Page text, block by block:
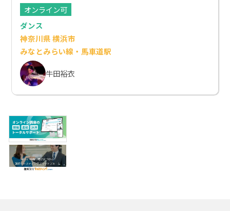
オンライン可
ダンス
神奈川県 横浜市
みなとみらい線・馬車道駅
牛田裕衣